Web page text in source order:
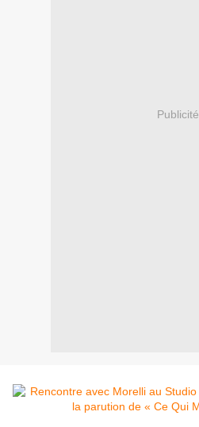
Publicité